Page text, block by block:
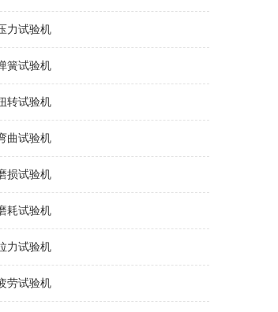
力试验机
簧试验机
转试验机
曲试验机
损试验机
耗试验机
力试验机
劳试验机